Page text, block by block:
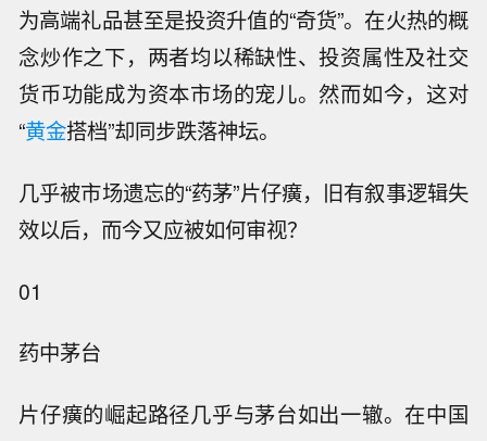
为高端礼品甚至是投资升值的“奇货”。在火热的概
念炒作之下，两者均以稀缺性、投资属性及社交
货币功能成为资本市场的宠儿。然而如今，这对
“黄金搭档”却同步跌落神坛。
几乎被市场遗忘的“药茅”片仔癀，旧有叙事逻辑失
效以后，而今又应被如何审视？
01
药中茅台
片仔癀的崛起路径几乎与茅台如出一辙。在中国